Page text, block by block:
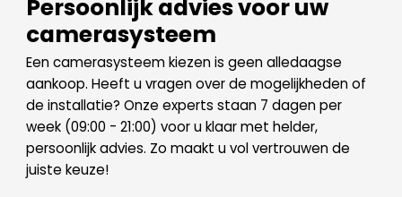
Persoonlijk advies voor uw
camerasysteem
Een camerasysteem kiezen is geen alledaagse
aankoop. Heeft u vragen over de mogelijkheden of
de installatie? Onze experts staan 7 dagen per
week (09:00 - 21:00) voor u klaar met helder,
persoonlijk advies. Zo maakt u vol vertrouwen de
juiste keuze!